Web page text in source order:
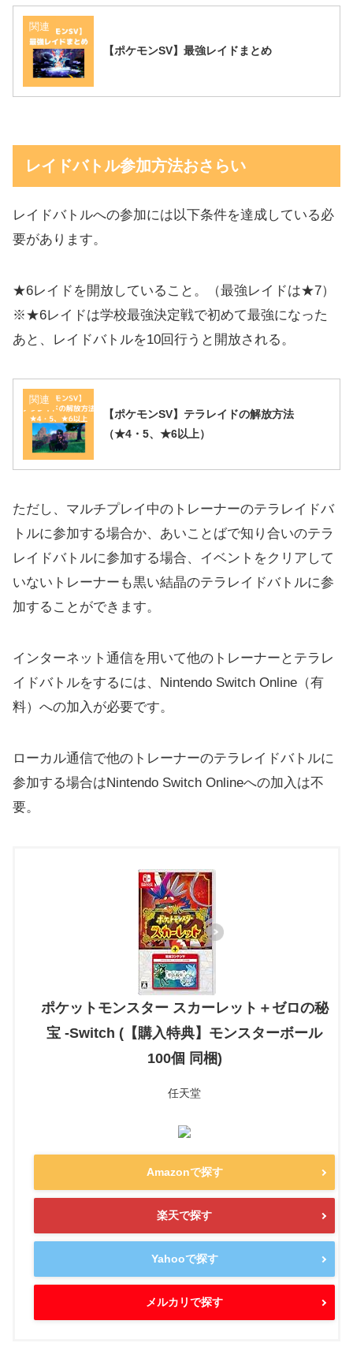
関連
【ポケモンSV】最強レイドまとめ
レイドバトル参加方法おさらい
レイドバトルへの参加には以下条件を達成している必
要があります。
★6レイドを開放していること。（最強レイドは★7）
※★6レイドは学校最強決定戦で初めて最強になった
あと、レイドバトルを10回行うと開放される。
関連
【ポケモンSV】テラレイドの解放方法
（★4・5、★6以上）
ただし、マルチプレイ中のトレーナーのテラレイドバ
トルに参加する場合か、あいことばで知り合いのテラ
レイドバトルに参加する場合、イベントをクリアして
いないトレーナーも黒い結晶のテラレイドバトルに参
加することができます。
インターネット通信を用いて他のトレーナーとテラレ
イドバトルをするには、Nintendo Switch Online（有
料）への加入が必要です。
ローカル通信で他のトレーナーのテラレイドバトルに
参加する場合はNintendo Switch Onlineへの加入は不
要。
ポケットモンスター スカーレット＋ゼロの秘
宝 -Switch (【購入特典】モンスターボール
100個 同梱)
任天堂
Amazonで探す
楽天で探す
Yahooで探す
メルカリで探す